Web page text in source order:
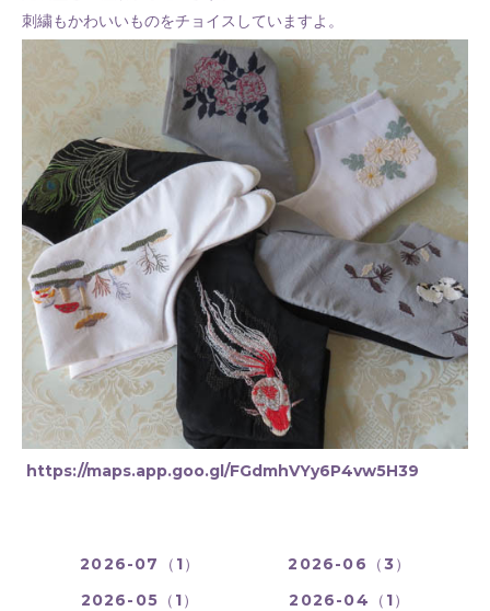
刺繍もかわいいものをチョイスしていますよ。
https://maps.app.goo.gl/FGdmhVYy6P4vw5H39
2026-07（1）
2026-06（3）
2026-05（1）
2026-04（1）